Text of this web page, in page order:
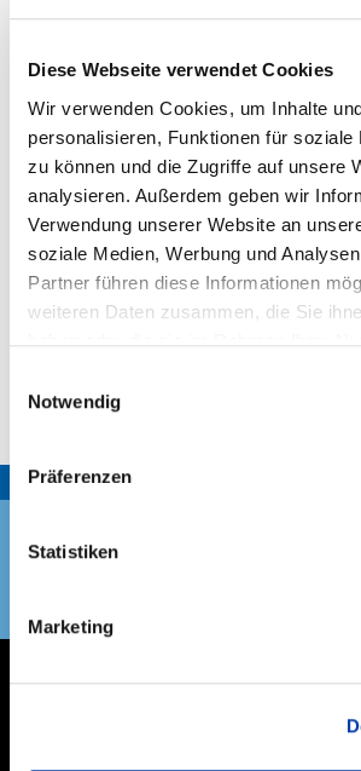
Diese Webseite verwendet Cookies
Wir verwenden Cookies, um Inhalte
personalisieren, Funktionen für soziale
zu können und die Zugriffe auf unsere
analysieren. Außerdem geben wir
Verwendung unserer Website an
soziale Medien, Werbung und
Partner führen diese Informationen
weiteren Daten zusammen, die Sie
Notwendig
Präferenzen
Statistiken
Marketing
Telefon*
E-Mail-Adresse*
Ansprechpartner*
TOP